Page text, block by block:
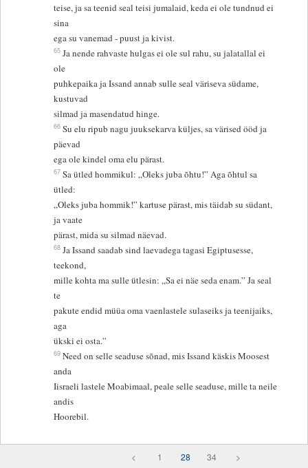
teise, ja sa teenid seal teisi jumalaid, keda ei ole tundnud ei
sina
ega su vanemad - puust ja kivist.
65 Ja nende rahvaste hulgas ei ole sul rahu, su jalatallal ei
ole
puhkepaika ja Issand annab sulle seal väriseva südame,
kustuvad
silmad ja masendatud hinge.
66 Su elu ripub nagu juuksekarva küljes, sa värised ööd ja
päevad
ega ole kindel oma elu pärast.
67 Sa ütled hommikul: „Oleks juba õhtu!” Aga õhtul sa
ütled:
„Oleks juba hommik!” kartuse pärast, mis täidab su südant,
ja vaate
pärast, mida su silmad näevad.
68 Ja Issand saadab sind laevadega tagasi Egiptusesse,
teekond,
mille kohta ma sulle ütlesin: „Sa ei näe seda enam.” Ja seal
te
pakute endid müüa oma vaenlastele sulaseiks ja teenijaiks,
aga
ükski ei osta.”
69 Need on selle seaduse sõnad, mis Issand käskis Moosest
anda
Iisraeli lastele Moabimaal, peale selle seaduse, mille ta neile
andis
Hoorebil.
< 1 28 34 >